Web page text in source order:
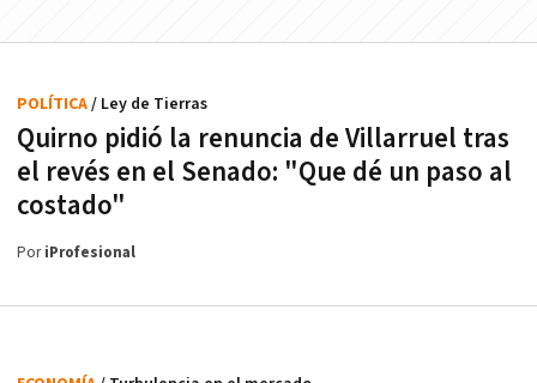
Quirno pidió la renuncia de Villarruel tras
el revés en el Senado: "Que dé un paso al
costado"
POLÍTICA/ Ley de Tierras
PoriProfesional